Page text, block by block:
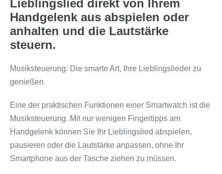
Lieblingslied direkt von Ihrem
Handgelenk aus abspielen oder
anhalten und die Lautstärke
steuern.
Musiksteuerung: Die smarte Art, Ihre Lieblingslieder zu
genießen
Eine der praktischen Funktionen einer Smartwatch ist die
Musiksteuerung. Mit nur wenigen Fingertipps am
Handgelenk können Sie Ihr Lieblingslied abspielen,
pausieren oder die Lautstärke anpassen, ohne Ihr
Smartphone aus der Tasche ziehen zu müssen.